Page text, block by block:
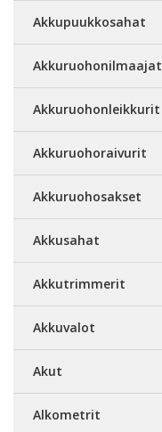
Akkupuukkosahat
Akkuruohonilmaajat
Akkuruohonleikkurit
Akkuruohoraivurit
Akkuruohosakset
Akkusahat
Akkutrimmerit
Akkuvalot
Akut
Alkometrit